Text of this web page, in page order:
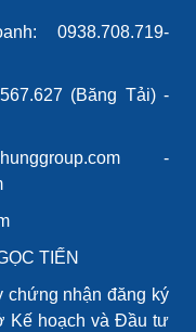
0938.708.719-
(Băng Tải) -
-
TIẾN
chứng nhận đăng ký
Kế hoạch và Đầu tư